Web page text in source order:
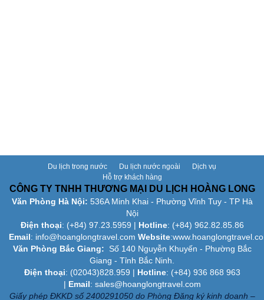
Du lịch trong nước Du lịch nước ngoài
Dịch vụ
Hỗ trợ khách hàng
CÔNG TY TNHH THƯƠNG MẠI DU LỊCH HOÀNG LONG
Văn Phòng Hà Nội: 536A Minh Khai - Phường Vĩnh Tuy - TP Hà
Nội
Điện thoại: (+84) 97.23.5959 | Hotline: (+84) 962.82.85.86
Email: info@hoanglongtravel.com Website:www.
Văn Phòng Bắc Giang: Số 140 Nguyễn Khuyến - Phường Bắc
Giang - Tỉnh Bắc Ninh.
Điện thoại: (02043)828.959 | Hotline: (+84) 936 868 963
| Email: sales@hoanglongtravel.com
Giấy phép ĐKKD số 2400291050 do Phòng Đăng ký kinh doanh –